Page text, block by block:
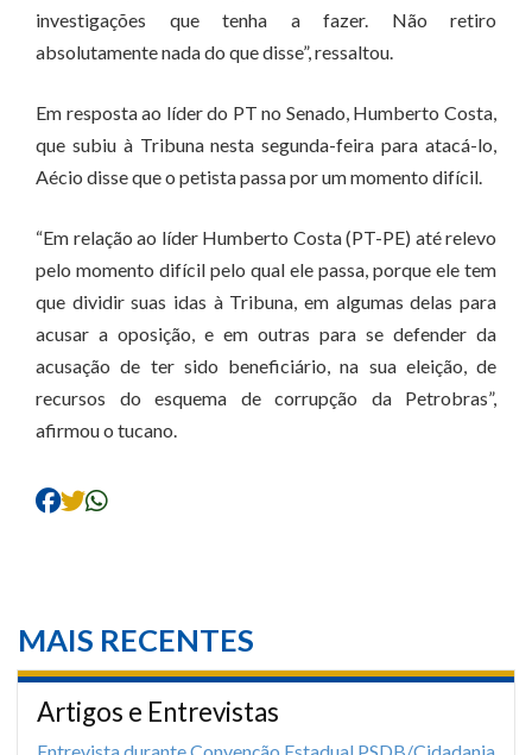
investigações que tenha a fazer. Não retiro
absolutamente nada do que disse”, ressaltou.
Em resposta ao líder do PT no Senado, Humberto Costa,
que subiu à Tribuna nesta segunda-feira para atacá-lo,
Aécio disse que o petista passa por um momento difícil.
“Em relação ao líder Humberto Costa (PT-PE) até relevo
pelo momento difícil pelo qual ele passa, porque ele tem
que dividir suas idas à Tribuna, em algumas delas para
acusar a oposição, e em outras para se defender da
acusação de ter sido beneficiário, na sua eleição, de
recursos do esquema de corrupção da Petrobras”,
afirmou o tucano.
MAIS RECENTES
Artigos e Entrevistas